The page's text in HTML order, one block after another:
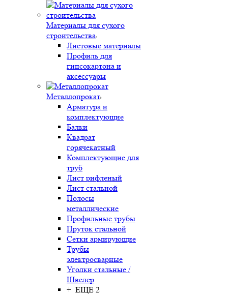
Материалы для сухого
строительства
Листовые материалы
Профиль для
гипсокартона и
аксессуары
Металлопрокат
Арматура и
комплектующие
Балки
Квадрат
горячекатный
Комплектующие для
труб
Лист рифленый
Лист стальной
Полосы
металлические
Профильные трубы
Пруток стальной
Сетки армирующие
Трубы
электросварные
Уголки стальные /
Швелер
+ ЕЩЕ 2